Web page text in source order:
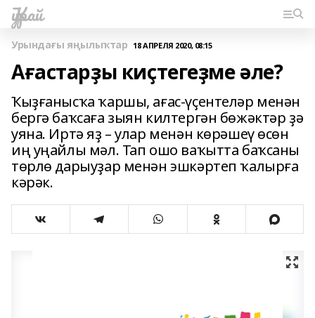
Ҡурай
Урындағы яңылыҡтар 18 АПРЕЛЯ 2020, 08:15
Ағастарҙы киҫтегеҙме әле?
Ҡыҙғанысҡа ҡаршы, ағас-үҫентеләр менән
бергә баҡсаға зыян килтергән бөжәктәр ҙә
уяна. Иртә яҙ – улар менән көрәшеү өсөн
иң уңайлы мәл. Тап ошо ваҡытта баҡсаны
төрлө дарыуҙар менән эшкәртеп ҡалырға
кәрәк.